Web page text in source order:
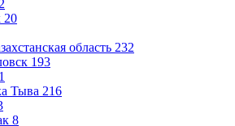
20
область 232
193
1
Тыва 216
8